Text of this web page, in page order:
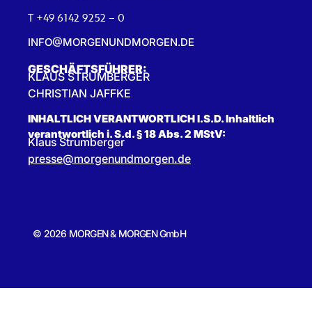
T +49 6142 9252 – 0
INFO@MORGENUNDMORGEN.DE
GESCHÄFTSFÜHRER:
KLAUS STRUMBERGER
CHRISTIAN JAFFKE
INHALTLICH VERANTWORTLICH I.S.D. Inhaltlich
verantwortlich i. S.d. § 18 Abs. 2 MStV:
Klaus Strumberger
presse@morgenundmorgen.de
© 2026 MORGEN & MORGEN GmbH